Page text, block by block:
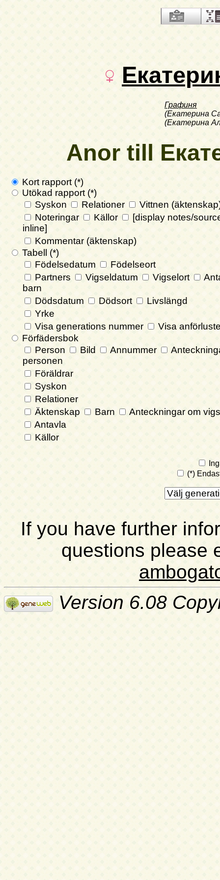
Графиня
(Екатерина
(Екатерина
Anor till
Kort rapport (*)
Utökad rapport (*)
Syskon
Relationer
Vittnen
Noteringar
Källor
[display notes/
inline]
Kommentar (äktenskap)
Tabell (*)
Födelsedatum
Födelseort
Partners
Vigseldatum Vigselort
barn
Dödsdatum
Dödsort
Livslängd
Yrke
Visa generations nummer
Visa
Förfädersbok
Person
Bild Annummer
personen
Föräldrar
Syskon
Relationer
Äktenskap
Barn
Anteckningar om
Antavla
Källor
(*)
If you have further
questions please
Version 6.08